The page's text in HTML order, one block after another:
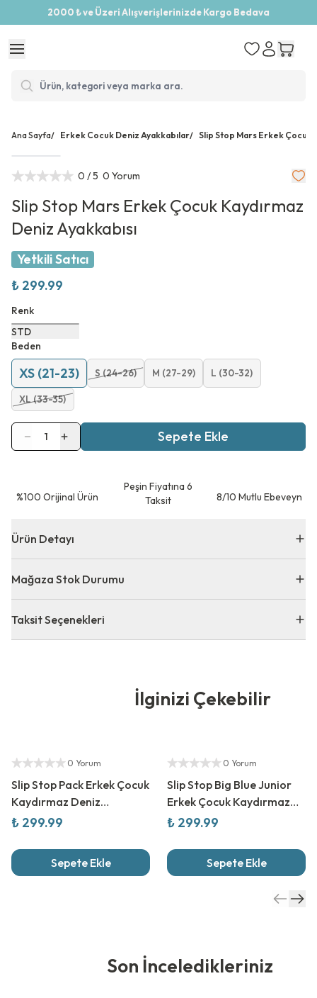
2000 ₺ ve Üzeri Alışverişlerinizde Kargo Bedava
Ana Sayfa/ Erkek Cocuk Deniz Ayakkabılar/ Slip Stop Mars Erkek Çocuk
0 / 5 0 Yorum
Slip Stop Mars Erkek Çocuk Kaydırmaz
Deniz Ayakkabısı
Yetkili Satıcı
₺ 299.99
Renk
STD
Beden
XS (21-23) S (24-26) M (27-29) L (30-32)
XL (33-35)
1 Sepete Ekle
⁠%100 Orijinal Ürün
Peşin Fiyatına 6
Taksit
8/10 Mutlu Ebeveyn
Ürün Detayı
Mağaza Stok Durumu
Taksit Seçenekleri
İlginizi Çekebilir
0 Yorum
Slip Stop Pack Erkek Çocuk
Kaydırmaz Deniz
Ayakkabısı
₺ 299.99
Sepete Ekle
0 Yorum
Slip Stop Big Blue Junior
Erkek Çocuk Kaydırmaz
Deniz Ayakkabısı
₺ 299.99
Sepete Ekle
Son İnceledikleriniz